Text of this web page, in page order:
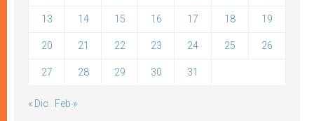
13 14 15 16 17 18 19
20 21 22 23 24 25 26
27 28 29 30 31
« Dic Feb »